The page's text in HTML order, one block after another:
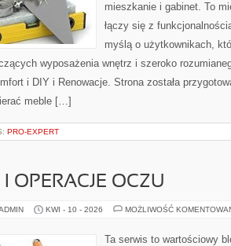
mieszkanie i gabinet. To
łączy się z
myślą o użytkownikach,
wyposażenia wnętrz i szeroko
i DIY i Renowacje. Strona została
meble […]
PRO-EXPERT
I OPERACJE OCZU
KWI - 10 - 2026 MOŻLIWOŚĆ
Ta serwis to wartościowy